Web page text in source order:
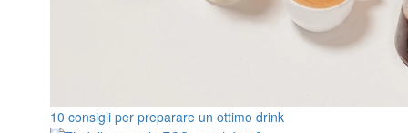
10 consigli per preparare un ottimo drink